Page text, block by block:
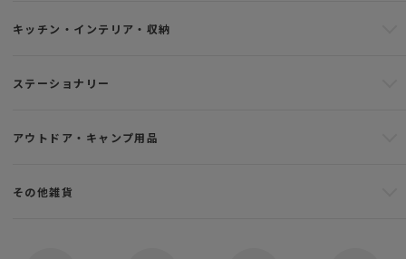
キッチン・インテリア・収納
ステーショナリー
アウトドア・キャンプ用品
その他雑貨